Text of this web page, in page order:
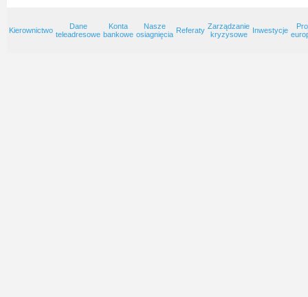
Kierownictwo
Dane
teleadresowe
Konta
bankowe
Nasze
osiagnięcia Referaty Zarządzanie
kryzysowe
Inwestycje